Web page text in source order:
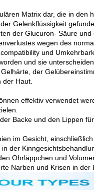
Matrix dar, die in den
Gelenkflüssigkeit
der Glucuron- Säure
wegen des
und
und sie
der
Haut.
effektiv verwendet
Backe und den Lippen
im Gesicht,
der
Ohrläppchen und
Narben und Krisen in der